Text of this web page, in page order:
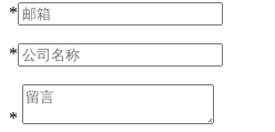
*
*
*